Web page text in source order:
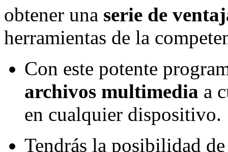
obtener una serie de
herramientas de la
Con este potente
archivos multimedia a
en cualquier dispositivo.
Tendrás la posibilidad